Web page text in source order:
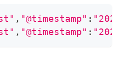
, "@timestamp" :
, "@timestamp" :